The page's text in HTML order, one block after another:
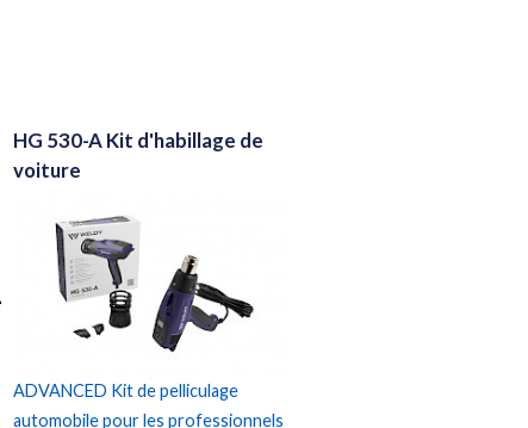
HG 530-A Kit d'habillage de
voiture
ADVANCED Kit de pelliculage
automobile pour les professionnels